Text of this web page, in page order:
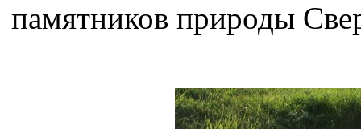
памятников природы